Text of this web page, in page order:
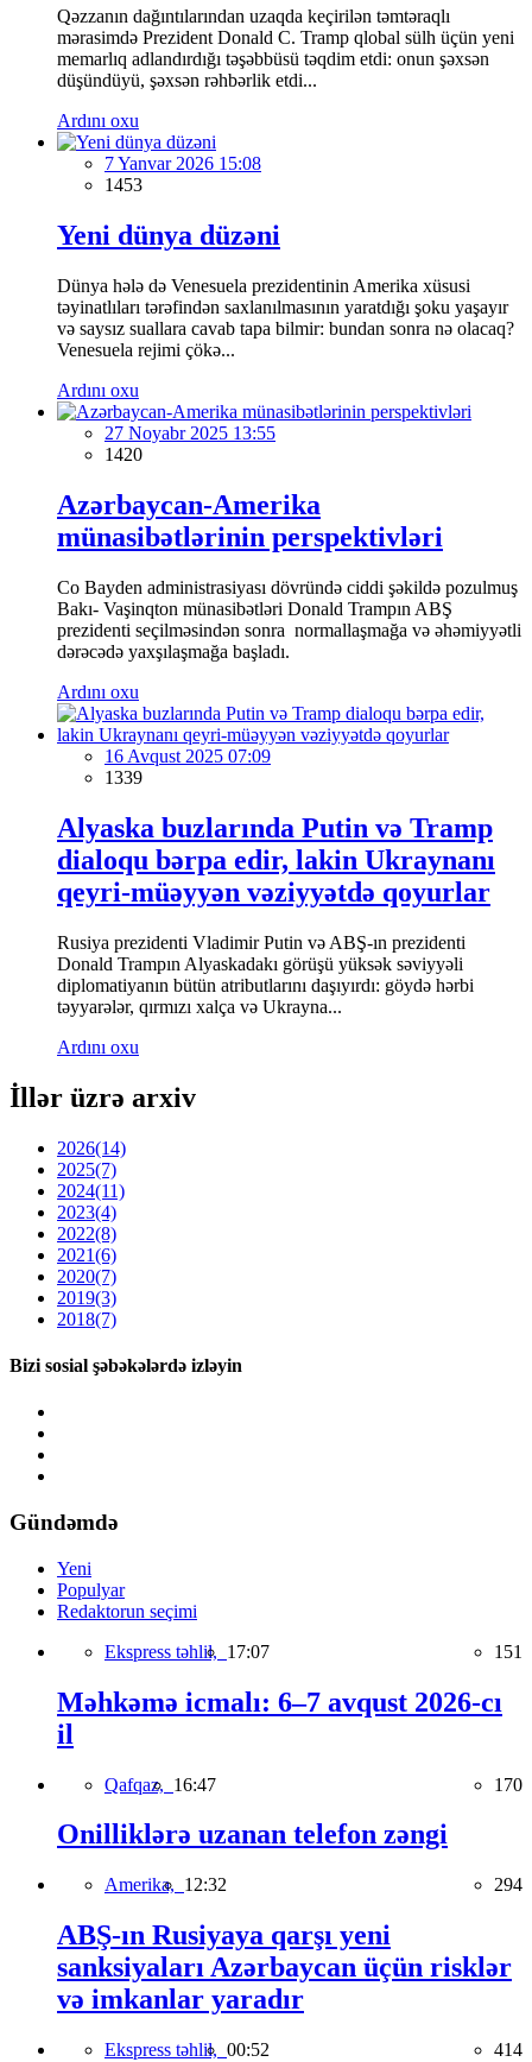
Qəzzanın dağıntılarından uzaqda keçirilən təmtəraqlı
mərasimdə Prezident Donald C. Tramp qlobal sülh üçün yeni
memarlıq adlandırdığı təşəbbüsü təqdim etdi: onun şəxsən
düşündüyü, şəxsən rəhbərlik etdi...
Ardını oxu
7 Yanvar 2026 15:08
1453
Yeni dünya düzəni
Dünya hələ də Venesuela prezidentinin Amerika xüsusi
təyinatlıları tərəfindən saxlanılmasının yaratdığı şoku yaşayır
və saysız suallara cavab tapa bilmir: bundan sonra nə olacaq?
Venesuela rejimi çökə...
Ardını oxu
27 Noyabr 2025 13:55
1420
Azərbaycan-Amerika
münasibətlərinin perspektivləri
Co Bayden administrasiyası dövründə ciddi şəkildə pozulmuş
Bakı- Vaşinqton münasibətləri Donald Trampın ABŞ
prezidenti seçilməsindən sonra normallaşmağa və əhəmiyyətli
dərəcədə yaxşılaşmağa başladı.
Ardını oxu
16 Avqust 2025 07:09
1339
Alyaska buzlarında Putin və Tramp
dialoqu bərpa edir, lakin Ukraynanı
qeyri-müəyyən vəziyyətdə qoyurlar
Rusiya prezidenti Vladimir Putin və ABŞ-ın prezidenti
Donald Trampın Alyaskadakı görüşü yüksək səviyyəli
diplomatiyanın bütün atributlarını daşıyırdı: göydə hərbi
təyyarələr, qırmızı xalça və Ukrayna...
Ardını oxu
İllər üzrə arxiv
2026(14)
2025(7)
2024(11)
2023(4)
2022(8)
2021(6)
2020(7)
2019(3)
2018(7)
Bizi sosial şəbəkələrdə izləyin
Gündəmdə
Yeni
Populyar
Redaktorun seçimi
Ekspress təhlil, 17:07 151
Məhkəmə icmalı: 6–7 avqust 2026-cı
il
Qafqaz, 16:47 170
Onilliklərə uzanan telefon zəngi
Amerika, 12:32 294
ABŞ-ın Rusiyaya qarşı yeni
sanksiyaları Azərbaycan üçün risklər
və imkanlar yaradır
Ekspress təhlil, 00:52 414